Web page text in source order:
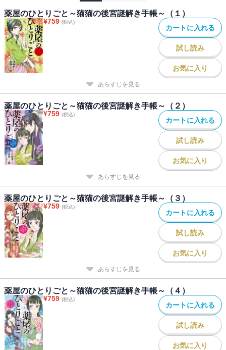
薬屋のひとりごと～猫猫の後宮謎解き手帳～（１）
¥759 (税込)
カートに入れる
試し読み
お気に入り
あらすじを見る
薬屋のひとりごと～猫猫の後宮謎解き手帳～（２）
¥759 (税込)
カートに入れる
試し読み
お気に入り
あらすじを見る
薬屋のひとりごと～猫猫の後宮謎解き手帳～（３）
¥759 (税込)
カートに入れる
試し読み
お気に入り
あらすじを見る
薬屋のひとりごと～猫猫の後宮謎解き手帳～（４）
¥759 (税込)
カートに入れる
試し読み
お気に入り